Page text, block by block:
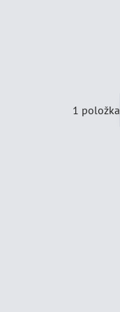
1 položka